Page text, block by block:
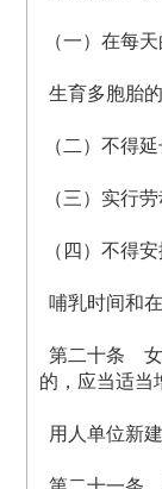
（一）在每
生育多胞胎
（二）不得
（三）实行
（四）不得
哺乳时间和
第二十条 女
的，应当适当
用人单位新